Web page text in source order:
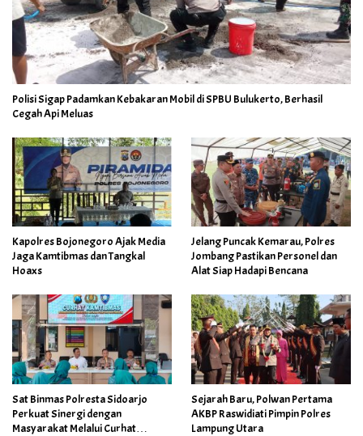
Polisi Sigap Padamkan Kebakaran Mobil di SPBU Bulukerto, Berhasil
Cegah Api Meluas
Kapolres Bojonegoro Ajak Media
Jaga Kamtibmas dan Tangkal
Hoaxs
Jelang Puncak Kemarau, Polres
Jombang Pastikan Personel dan
Alat Siap Hadapi Bencana
Sat Binmas Polresta Sidoarjo
Perkuat Sinergi dengan
Masyarakat Melalui Curhat
Sejarah Baru, Polwan Pertama
AKBP Raswidiati Pimpin Polres
Lampung Utara